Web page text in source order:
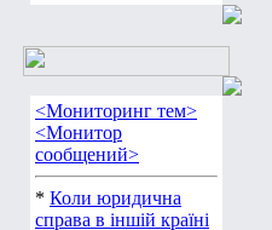
<Мониторинг тем>
<Монитор
сообщений>
* Коли юридична
справа в іншій країні